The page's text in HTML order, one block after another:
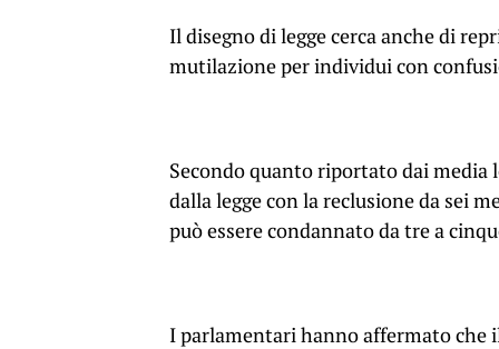
Il disegno di legge cerca anche di
mutilazione per individui con
Secondo quanto riportato dai media
dalla legge con la reclusione da sei
può essere condannato da tre a
I parlamentari hanno affermato che